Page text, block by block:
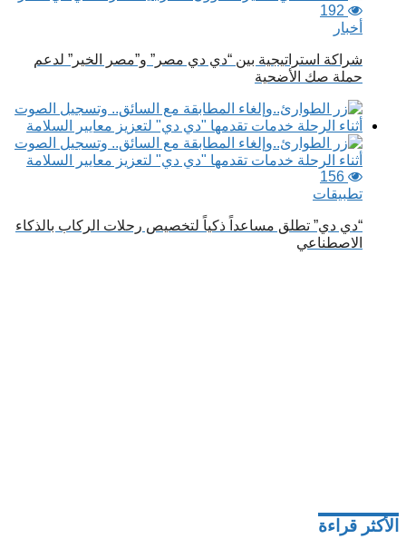
192
أخبار
شراكة استراتيجية بين “دي دي مصر” و”مصر الخير” لدعم
حملة صك الأضحية
156
تطبيقات
“دي دي” تطلق مساعداً ذكياً لتخصيص رحلات الركاب بالذكاء
الاصطناعي
الأكثر قراءة